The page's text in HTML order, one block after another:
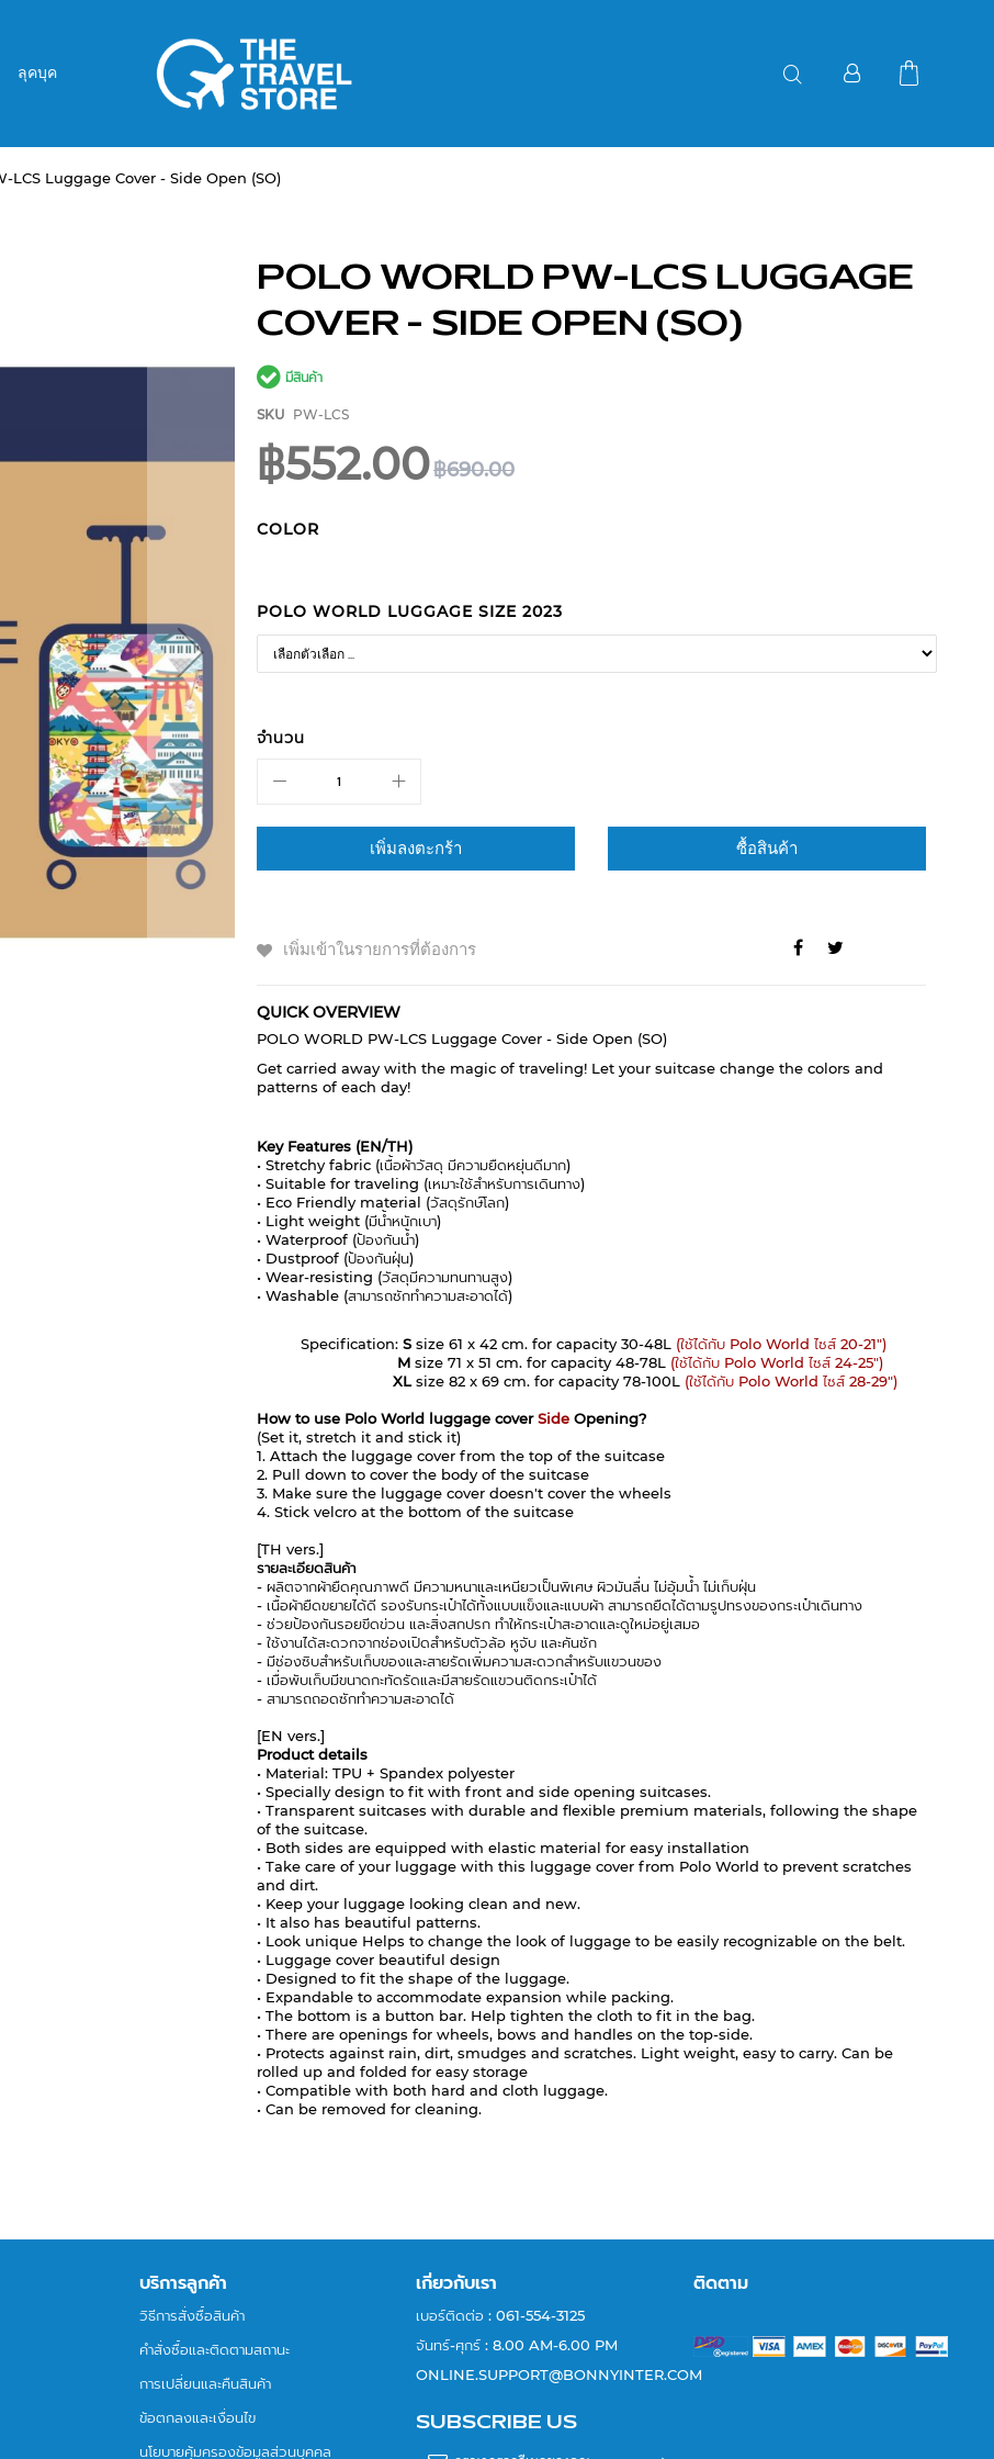
ลุคบุค
LCS Luggage Cover - Side Open (SO)
POLO WORLD PW-LCS LUGGAGE
COVER - SIDE OPEN (SO)
มีสินค้า
SKU PW-LCS
฿552.00฿690.00
COLOR
POLO WORLD LUGGAGE SIZE 2023
จำนวน
เพิ่มลงตะกร้า ซื้อสินค้า
เพิ่มเข้าในรายการที่ต้องการ
QUICK OVERVIEW
POLO WORLD PW-LCS Luggage Cover - Side Open (SO)
Get carried away with the magic of traveling! Let your suitcase change the colors and
patterns of each day!
Key Features (EN/TH)
• Stretchy fabric (เนื้อผ้าวัสดุ มีความยืดหยุ่นดีมาก)
• Suitable for traveling (เหมาะใช้สำหรับการเดินทาง)
• Eco Friendly material (วัสดุรักษ์โลก)
• Light weight (มีน้ำหนักเบา)
• Waterproof (ป้องกันน้ำ)
• Dustproof (ป้องกันฝุ่น)
• Wear-resisting (วัสดุมีความทนทานสูง)
• Washable (สามารถซักทำความสะอาดได้)
Specification: S size 61 x 42 cm. for capacity 30-48L (ใช้ได้กับ Polo World ไซส์ 20-21")
M size 71 x 51 cm. for capacity 48-78L (ใช้ได้กับ Polo World ไซส์ 24-25")
XL size 82 x 69 cm. for capacity 78-100L (ใช้ได้กับ Polo World ไซส์ 28-29")
How to use Polo World luggage coverSide Opening?
(Set it, stretch it and stick it)
1. Attach the luggage cover from the top of the suitcase
2. Pull down to cover the body of the suitcase
3. Make sure the luggage cover doesn't cover the wheels
4. Stick velcro at the bottom of the suitcase
[TH vers.]
รายละเอียดสินค้า
- ผลิตจากผ้ายืดคุณภาพดี มีความหนาและเหนียวเป็นพิเศษ ผิวมันลื่น ไม่อุ้มน้ำ ไม่เก็บฝุ่น
- เนื้อผ้ายืดขยายได้ดี รองรับกระเป๋าได้ทั้งแบบแข็งและแบบผ้า สามารถยืดได้ตามรูปทรงของกระเป๋าเดินทาง
- ช่วยป้องกันรอยขีดข่วน และสิ่งสกปรก ทำให้กระเป๋าสะอาดและดูใหม่อยู่เสมอ
- ใช้งานได้สะดวกจากช่องเปิดสำหรับตัวล้อ หูจับ และคันชัก
- มีช่องซิบสำหรับเก็บของและสายรัดเพิ่มความสะดวกสำหรับแขวนของ
- เมื่อพับเก็บมีขนาดกะทัดรัดและมีสายรัดแขวนติดกระเป๋าได้
- สามารถถอดซักทำความสะอาดได้
[EN vers.]
Product details
• Material: TPU + Spandex polyester
• Specially design to fit with front and side opening suitcases.
• Transparent suitcases with durable and flexible premium materials, following the shape
of the suitcase.
• Both sides are equipped with elastic material for easy installation
• Take care of your luggage with this luggage cover from Polo World to prevent scratches
and dirt.
• Keep your luggage looking clean and new.
• It also has beautiful patterns.
• Look unique Helps to change the look of luggage to be easily recognizable on the belt.
• Luggage cover beautiful design
• Designed to fit the shape of the luggage.
• Expandable to accommodate expansion while packing.
• The bottom is a button bar. Help tighten the cloth to fit in the bag.
• There are openings for wheels, bows and handles on the top-side.
• Protects against rain, dirt, smudges and scratches. Light weight, easy to carry. Can be
rolled up and folded for easy storage
• Compatible with both hard and cloth luggage.
• Can be removed for cleaning.
บริการลูกค้า
วิธีการสั่งซื้อสินค้า
คำสั่งซื้อและติดตามสถานะ
การเปลี่ยนและคืนสินค้า
ข้อตกลงและเงื่อนไข
นโยบายคุ้มครองข้อมูลส่วนบุคคล
เกี่ยวกับเรา
เบอร์ติดต่อ : 061-554-3125
จันทร์-ศุกร์ : 8.00 AM-6.00 PM
ONLINE.SUPPORT@BONNYINTER.COM
SUBSCRIBE US
ติดตาม